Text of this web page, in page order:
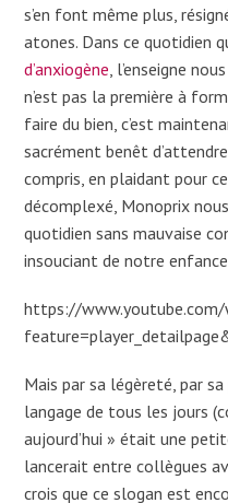
s’en font même plus,
atones. Dans ce quotidien
d’anxiogène , l’enseigne
n’est pas la première à
faire du bien, c’est
sacrément benêt
compris, en plaidant pour
décomplexé, Monoprix
quotidien sans mauvaise
insouciant de notre
https://www.youtube.com/
Mais par sa légèreté, par
langage de tous les jours
aujourd’hui » était une
lancerait entre collègues
crois que ce slogan est